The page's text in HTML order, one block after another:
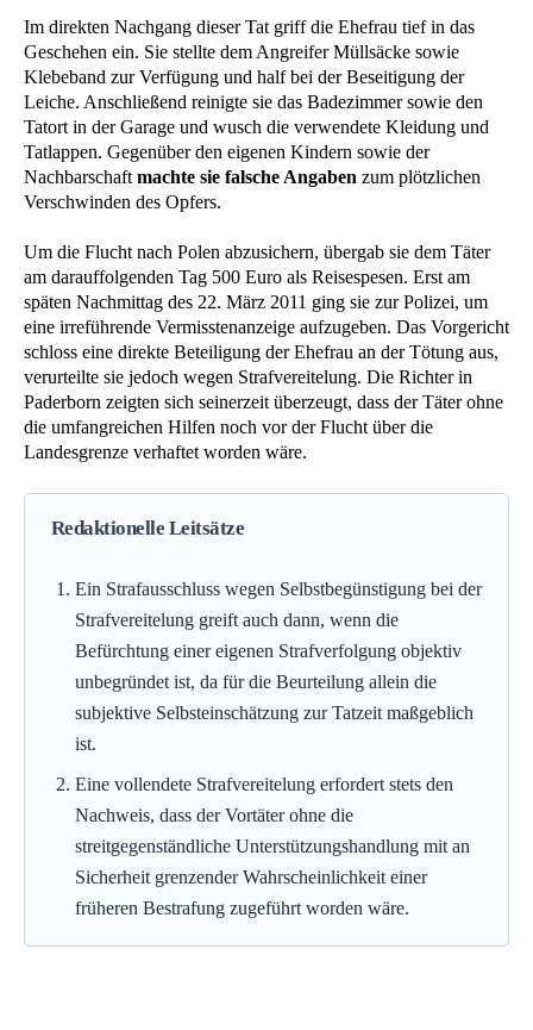
Im direkten Nachgang dieser Tat griff die Ehefrau tief in das
Geschehen ein. Sie stellte dem Angreifer Müllsäcke sowie
Klebeband zur Verfügung und half bei der Beseitigung der
Leiche. Anschließend reinigte sie das Badezimmer sowie den
Tatort in der Garage und wusch die verwendete Kleidung und
Tatlappen. Gegenüber den eigenen Kindern sowie der
Nachbarschaft machte sie falsche Angaben zum plötzlichen
Verschwinden des Opfers.
Um die Flucht nach Polen abzusichern, übergab sie dem Täter
am darauffolgenden Tag 500 Euro als Reisespesen. Erst am
späten Nachmittag des 22. März 2011 ging sie zur Polizei, um
eine irreführende Vermisstenanzeige aufzugeben. Das Vorgericht
schloss eine direkte Beteiligung der Ehefrau an der Tötung aus,
verurteilte sie jedoch wegen Strafvereitelung. Die Richter in
Paderborn zeigten sich seinerzeit überzeugt, dass der Täter ohne
die umfangreichen Hilfen noch vor der Flucht über die
Landesgrenze verhaftet worden wäre.
Redaktionelle Leitsätze
Ein Strafausschluss wegen Selbstbegünstigung bei der
Strafvereitelung greift auch dann, wenn die
Befürchtung einer eigenen Strafverfolgung objektiv
unbegründet ist, da für die Beurteilung allein die
subjektive Selbsteinschätzung zur Tatzeit maßgeblich
ist.
Eine vollendete Strafvereitelung erfordert stets den
Nachweis, dass der Vortäter ohne die
streitgegenständliche Unterstützungshandlung mit an
Sicherheit grenzender Wahrscheinlichkeit einer
früheren Bestrafung zugeführt worden wäre.